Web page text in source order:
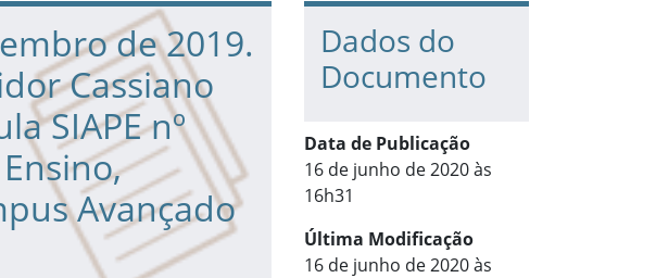
de 2019.
Cassiano
SIAPE nº
Avançado
Dados do
Documento
Data de Publicação
16 de junho de 2020 às
16h31
Última Modificação
16 de junho de 2020 às